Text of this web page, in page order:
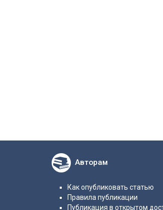
Авторам
Как опубликовать статью
Правила публикации
Публикация в открытом